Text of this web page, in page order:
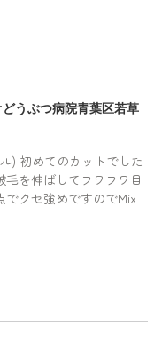
うぶつ病院青葉区若草
) 初めてのカットでした
を伸ばしてフワフワ目
でクセ強めですのでMix